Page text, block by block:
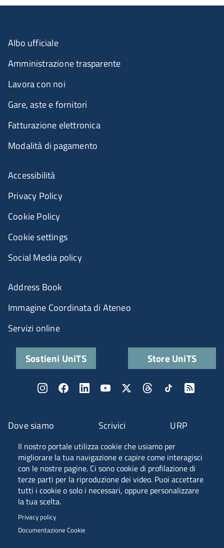
Il nostro portale utilizza cookie che usiamo per
migliorare la tua navigazione e capire come interagisci
con le nostre pagine. Ci sono cookie di profilazione di
terze parti per la riproduzione dei video. Puoi accettare
tutti i cookie o solo i necessari, oppure personalizzare
la tua scelta.
Privacy policy
Documentazione Cookie
Piazzale Europa, 1 - 34127 - Trieste, Italia -
Tel. +39 040 558 7111 - P.IVA 00211830328
C.F. 80013890324 - P.E.C. ateneo@pec.units.it
Fascia A ANVUR
Dove siamo Scrivici URP
Albo ufficiale
Amministrazione trasparente
Lavora con noi
Gare, aste e fornitori
Fatturazione elettronica
Modalità di pagamento
Accessibilità
Privacy Policy
Cookie Policy
Cookie settings
Social Media policy
Address Book
Immagine Coordinata di Ateneo
Servizi online
Sostieni UniTS Store UniTS